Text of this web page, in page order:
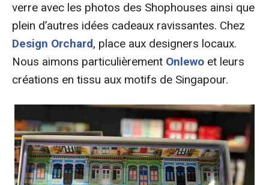
verre avec les photos des Shophouses ainsi que
plein d’autres idées cadeaux ravissantes. Chez
Design Orchard, place aux designers locaux.
Nous aimons particulièrement Onlewo et leurs
créations en tissu aux motifs de Singapour.